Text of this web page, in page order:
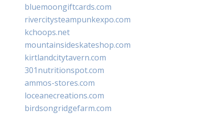
bluemoongiftcards.com
rivercitysteampunkexpo.com
kchoops.net
mountainsideskateshop.com
kirtlandcitytavern.com
301nutritionspot.com
ammos-stores.com
loceanecreations.com
birdsongridgefarm.com